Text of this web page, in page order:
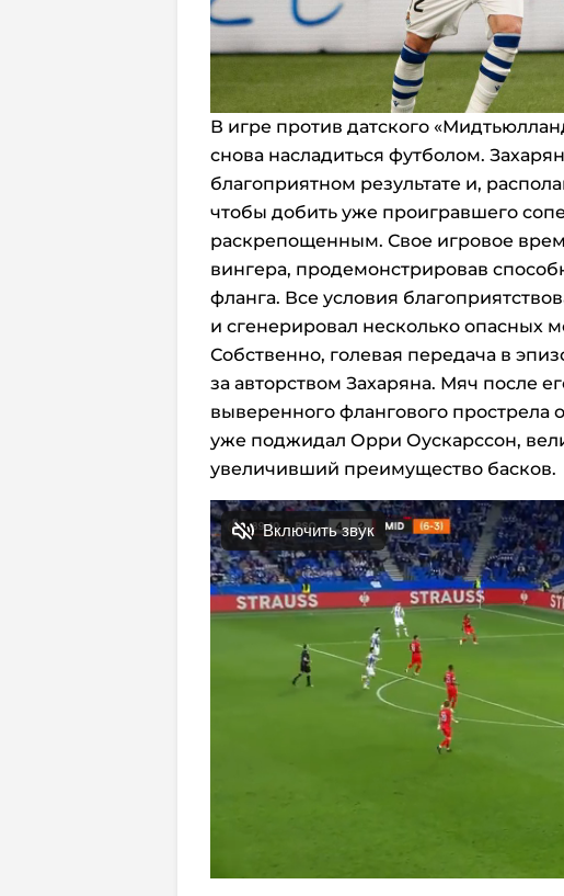
В игре против датского
снова насладиться футболом.
благоприятном результате и,
чтобы добить уже проигравшего
раскрепощенным. Свое игровое
вингера, продемонстрировав
фланга. Все условия
и сгенерировал несколько опасных
Собственно, голевая передача в
за авторством Захаряна. Мяч после
выверенного флангового прострела
уже поджидал Орри Оускарссон,
увеличивший преимущество басков.